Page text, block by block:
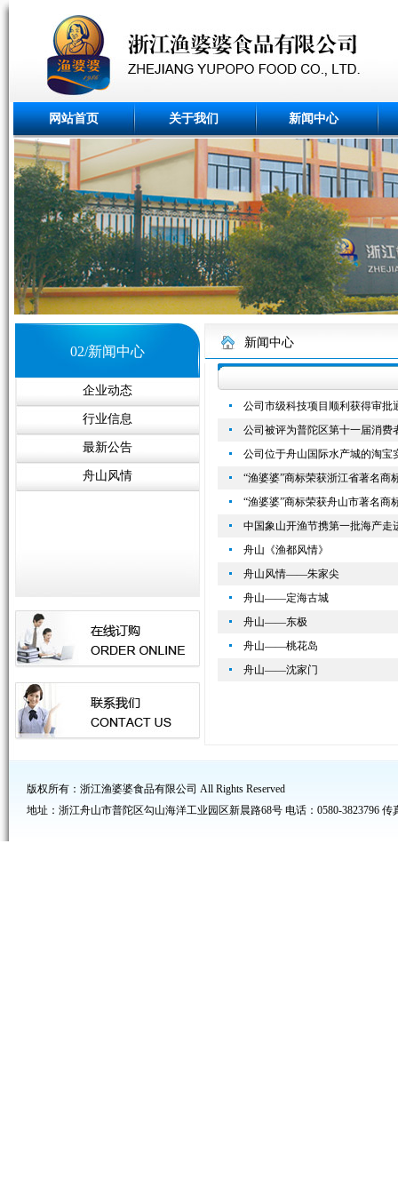
网站首页 关于我们 新闻中心
02/新闻中心
企业动态
行业信息
最新公告
舟山风情
新闻中心
公司市级科技项目顺利获得审批
公司被评为普陀区第十一届消费
公司位于舟山国际水产城的淘宝
“渔婆婆”商标荣获浙江省著名商
“渔婆婆”商标荣获舟山市著名商
中国象山开渔节携第一批海产走
舟山《渔都风情》
舟山风情——朱家尖
舟山——定海古城
舟山——东极
舟山——桃花岛
舟山——沈家门
版权所有：浙江渔婆婆食品有限公司 All Rights Reserved
地址：浙江舟山市普陀区勾山海洋工业园区新晨路68号 电话：0580-3823796 传